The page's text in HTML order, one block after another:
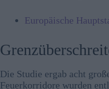
Europäische
Die Studie ergab acht
Feuerkorridore wurden